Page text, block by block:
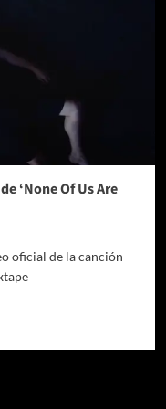
‘None Of Us Are
oficial de la canción